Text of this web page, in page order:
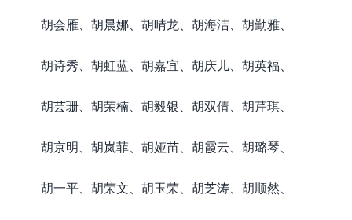
胡会雁、胡晨娜、胡晴龙、胡海洁、胡勤雅、
胡诗秀、胡虹蓝、胡嘉宜、胡庆儿、胡英福、
胡芸珊、胡荣楠、胡毅银、胡双倩、胡芹琪、
胡京明、胡岚菲、胡娅苗、胡霞云、胡璐琴、
胡一平、胡荣文、胡玉荣、胡芝涛、胡顺然、